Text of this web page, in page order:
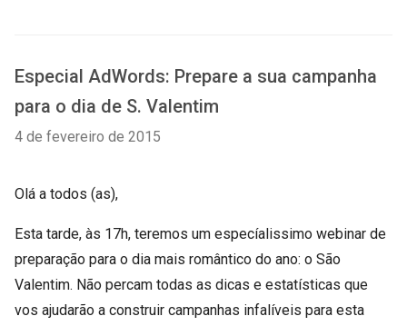
Especial AdWords: Prepare a sua campanha
para o dia de S. Valentim
4 de fevereiro de 2015
Olá a todos (as),
Esta tarde, às 17h, teremos um especíalissimo webinar de
preparação para o dia mais romântico do ano: o São
Valentim. Não percam todas as dicas e estatísticas que
vos ajudarão a construir campanhas infalíveis para esta